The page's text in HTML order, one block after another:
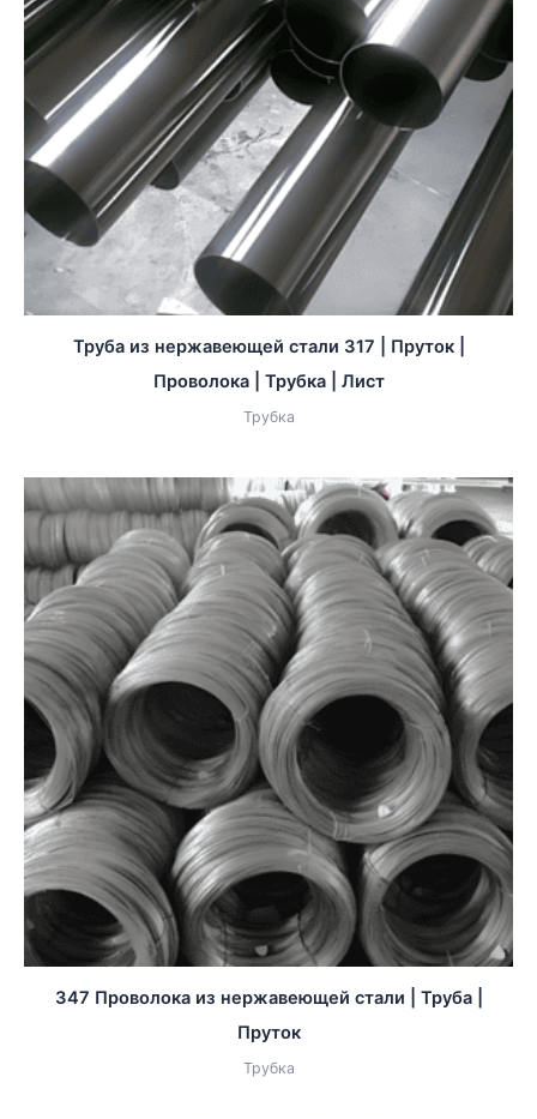
Труба из нержавеющей стали 317 | Пруток |
Проволока | Трубка | Лист
Трубка
347 Проволока из нержавеющей стали | Труба |
Пруток
Трубка